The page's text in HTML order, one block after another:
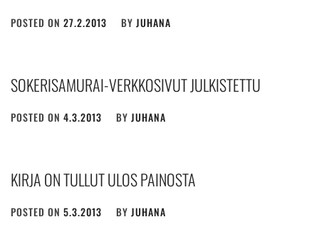
POSTED ON 27.2.2013 BY JUHANA
SOKERISAMURAI-VERKKOSIVUT JULKISTETTU
POSTED ON 4.3.2013 BY JUHANA
KIRJA ON TULLUT ULOS PAINOSTA
POSTED ON 5.3.2013 BY JUHANA